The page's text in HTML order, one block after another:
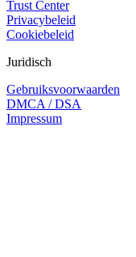
Trust Center
Privacybeleid
Cookiebeleid
Juridisch
Gebruiksvoorwaarden
DMCA / DSA
Impressum